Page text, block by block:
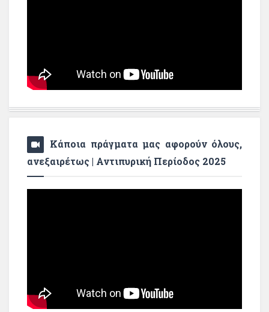
Κάποια πράγματα μας αφορούν όλους,
ανεξαιρέτως | Αντιπυρική Περίοδος 2025